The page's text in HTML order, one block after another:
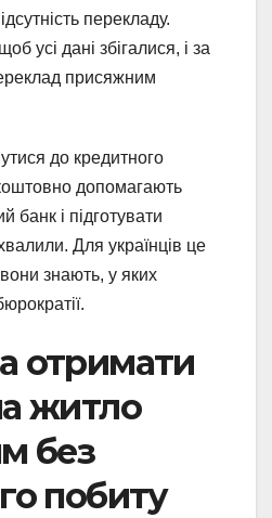
перекладу.
усі дані збігалися, і за
присяжним
до кредитного
допомагають
банк і підготувати
Для українців це
знають, у яких
отримати
житло
без
побиту